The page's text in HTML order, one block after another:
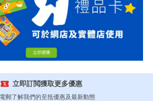
立即訂閲獲取更多優惠
郵了解我們的至抵優惠及最新動態